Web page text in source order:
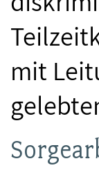
mit